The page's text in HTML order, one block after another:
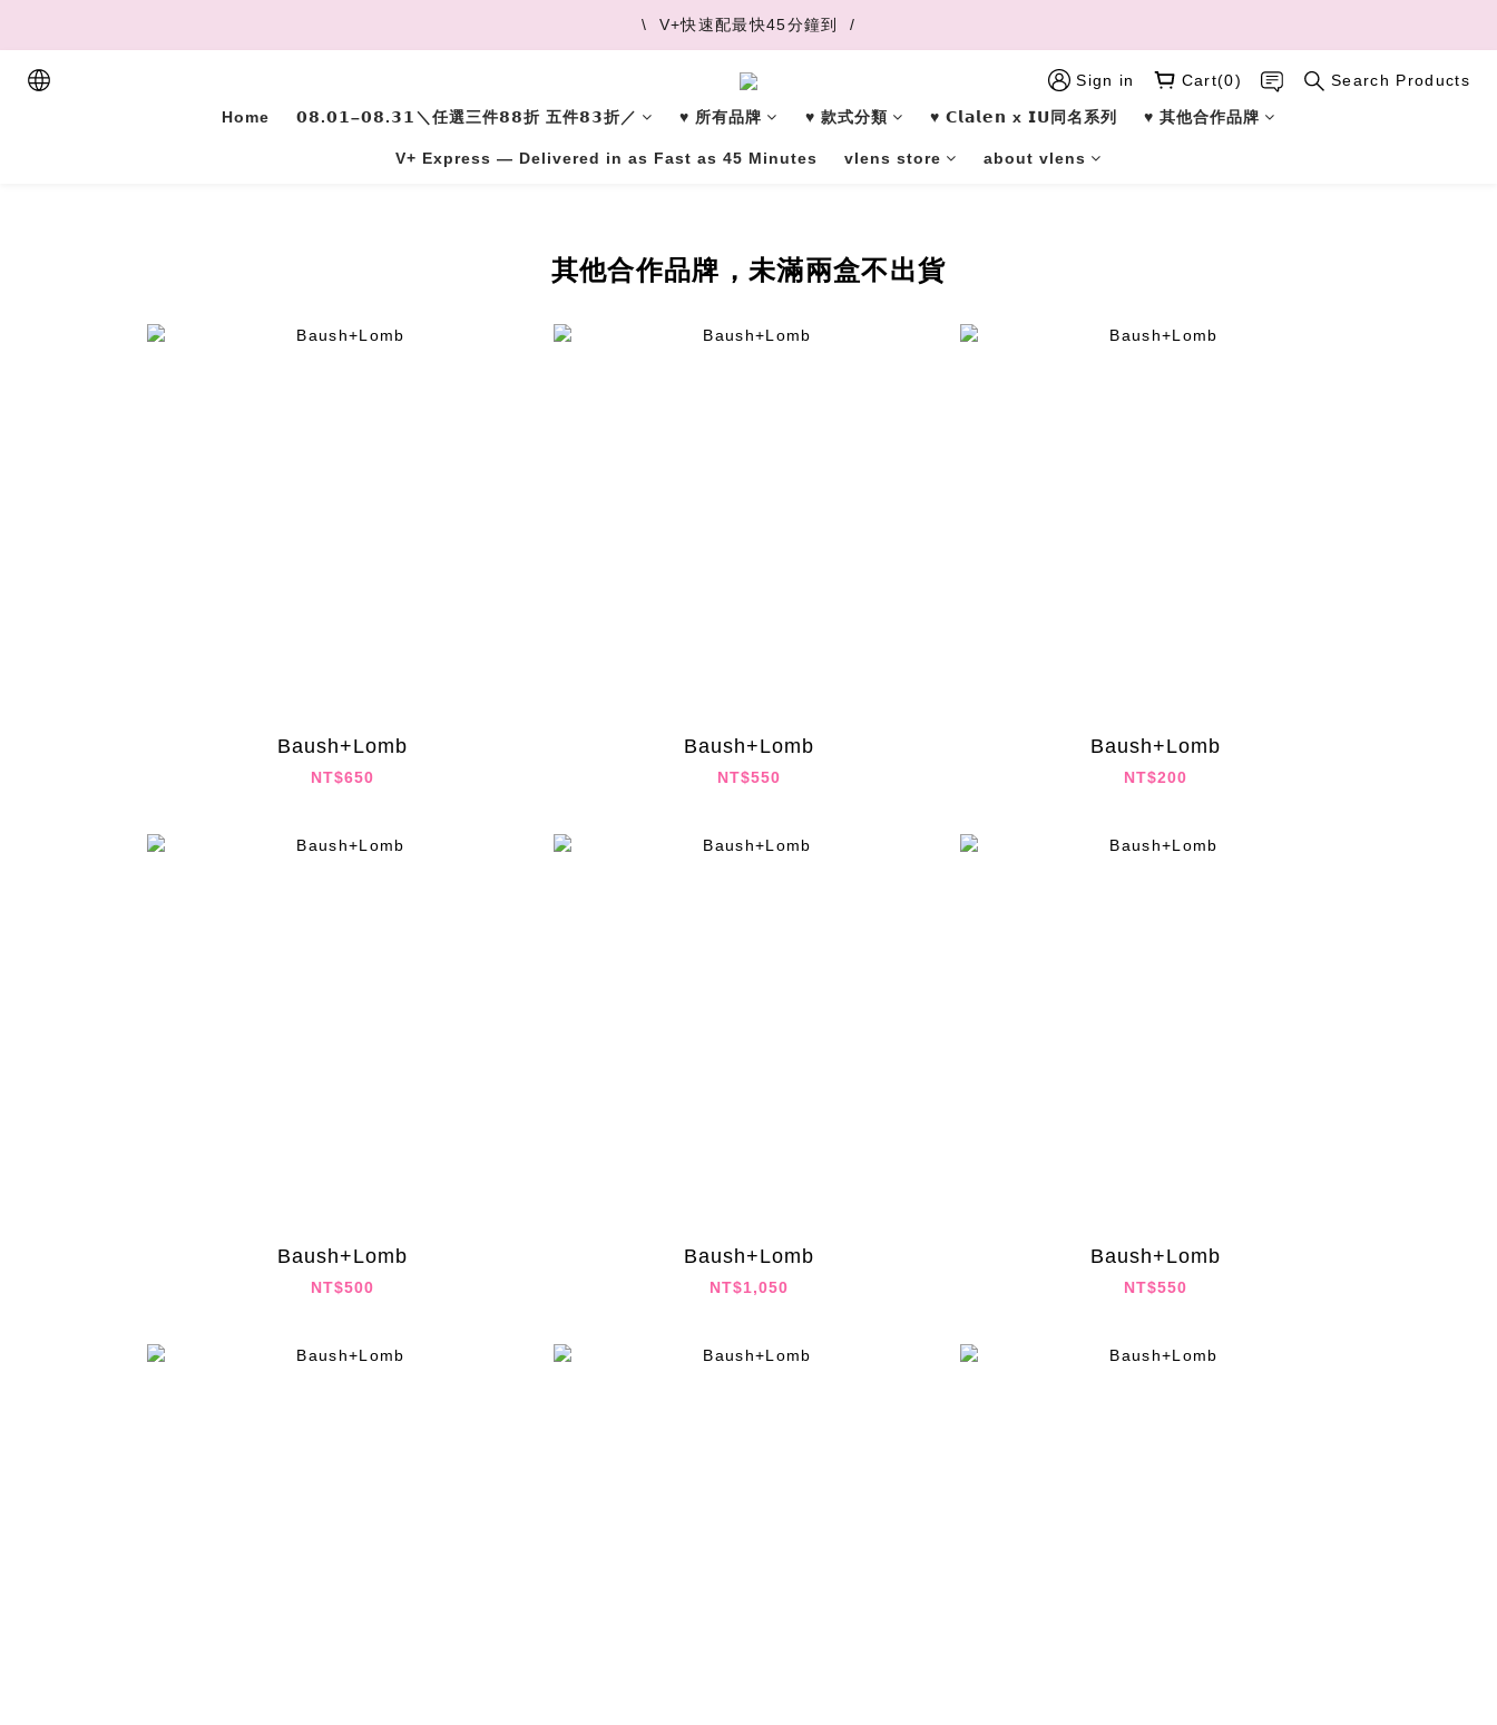
\  V+快速配最快45分鐘到  /
\  V+快速配最快45分鐘到  /
\  推薦好友 領取購物金  /
\  V+快速配最快45分鐘到  /
Sign in Cart(0) Search Products
Home 𝟬𝟴.𝟬𝟭–𝟬𝟴.𝟯𝟭＼任選三件𝟴𝟴折 五件𝟴𝟯折／ ♥︎ 所有品牌 ♥︎ 款式分類 ♥︎ 𝗖𝗹𝗮𝗹𝗲𝗻 x 𝗜𝗨同名系列 ♥︎ 其他合作品牌
V+ Express — Delivered in as Fast as 45 Minutes vlens store about vlens
其他合作品牌，未滿兩盒不出貨
Baush+Lomb
NT$650
Baush+Lomb
NT$550
Baush+Lomb
NT$200
Baush+Lomb
NT$500
Baush+Lomb
NT$1,050
Baush+Lomb
NT$550